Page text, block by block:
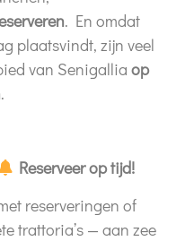
. En omdat
plaatsvindt, zijn veel
van Senigallia op
.
Reserveer op tijd!
reserveringen of
trattoria’s — aan zee